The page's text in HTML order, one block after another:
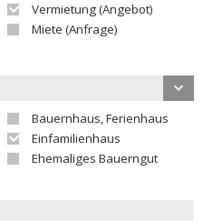
Vermietung (Angebot)
Miete (Anfrage)
Bauernhaus, Ferienhaus
Einfamilienhaus
Ehemaliges Bauerngut